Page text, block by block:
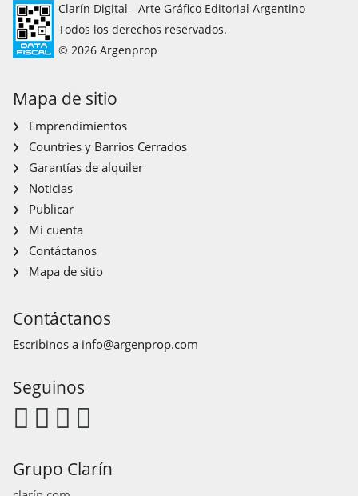
Clarín Digital - Arte Gráfico Editorial Argentino
Todos los derechos reservados.
© 2026 Argenprop
Mapa de sitio
Emprendimientos
Countries y Barrios Cerrados
Garantías de alquiler
Noticias
Publicar
Mi cuenta
Contáctanos
Mapa de sitio
Contáctanos
Escribinos a info@argenprop.com
Seguinos
Grupo Clarín